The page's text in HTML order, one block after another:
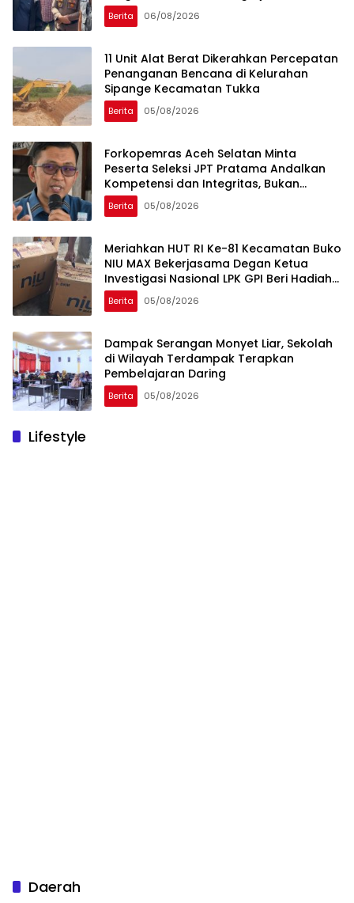
Anggota DPR RI Sepakati Pembukaan
Trase Jalan Baru
Berita 06/08/2026
11 Unit Alat Berat Dikerahkan Percepatan
Penanganan Bencana di Kelurahan
Sipange Kecamatan Tukka
Berita 05/08/2026
Forkopemras Aceh Selatan Minta
Peserta Seleksi JPT Pratama Andalkan
Kompetensi dan Integritas, Bukan
Kedekatan
Berita 05/08/2026
Meriahkan HUT RI Ke-81 Kecamatan Buko
NIU MAX Bekerjasama Degan Ketua
Investigasi Nasional LPK GPI Beri Hadiah
Sponsor Kegiatan Laga Sepak Bola U-
45
Berita 05/08/2026
Dampak Serangan Monyet Liar, Sekolah
di Wilayah Terdampak Terapkan
Pembelajaran Daring
Berita 05/08/2026
Lifestyle
Daerah